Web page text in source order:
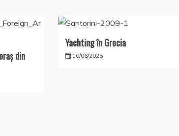
din
Yachting în Grecia
10/06/2025